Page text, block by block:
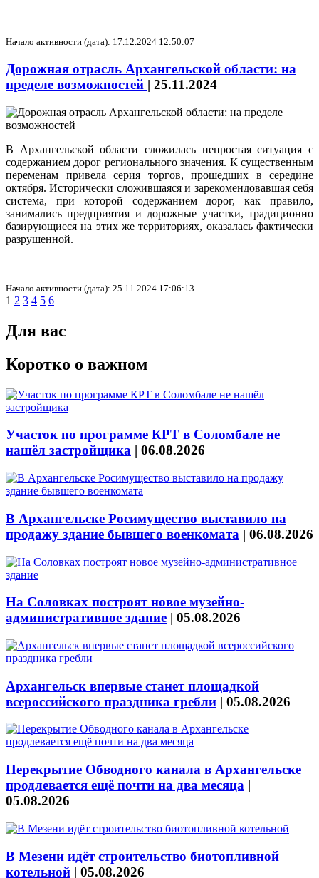
Начало активности (дата): 17.12.2024 12:50:07
Дорожная отрасль Архангельской области: на
пределе возможностей | 25.11.2024
В Архангельской области сложилась непростая ситуация с
содержанием дорог регионального значения. К существенным
переменам привела серия торгов, прошедших в середине
октября. Исторически сложившаяся и зарекомендовавшая себя
система, при которой содержанием дорог, как правило,
занимались предприятия и дорожные участки, традиционно
базирующиеся на этих же территориях, оказалась фактически
разрушенной.
Начало активности (дата): 25.11.2024 17:06:13
1 2 3 4 5 6
Для вас
Коротко о важном
Участок по программе КРТ в Соломбале не
нашёл застройщика | 06.08.2026
В Архангельске Росимущество выставило на
продажу здание бывшего военкомата | 06.08.2026
На Соловках построят новое музейно-
административное здание | 05.08.2026
Архангельск впервые станет площадкой
всероссийского праздника гребли | 05.08.2026
Перекрытие Обводного канала в Архангельске
продлевается ещё почти на два месяца |
05.08.2026
В Мезени идёт строительство биотопливной
котельной | 05.08.2026